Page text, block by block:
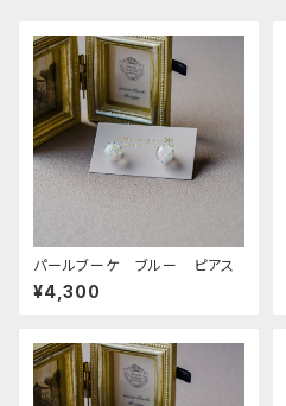
パールブーケ ブルー ピアス
¥4,300